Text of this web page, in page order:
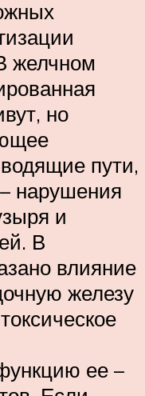
желчном
но
пути,
нарушения
и
В
влияние
железу
ее –